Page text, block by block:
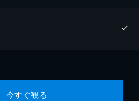
今すぐ観る